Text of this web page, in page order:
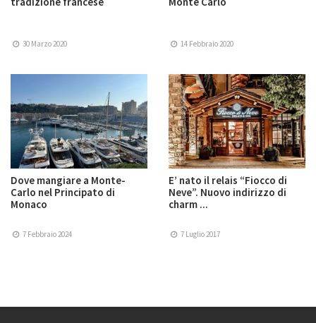
30 Marzo 2020 14 Febbraio 2020
Dove mangiare a Monte-
Carlo nel Principato di
Monaco
7 Febbraio 2024
E’ nato il relais “Fiocco di
Neve”. Nuovo indirizzo di
charm ...
7 Luglio 2017